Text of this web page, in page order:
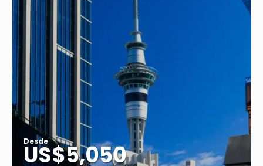
Desde
US$5,050